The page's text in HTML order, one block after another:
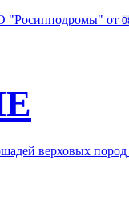
"Росипподромы" от
верховых